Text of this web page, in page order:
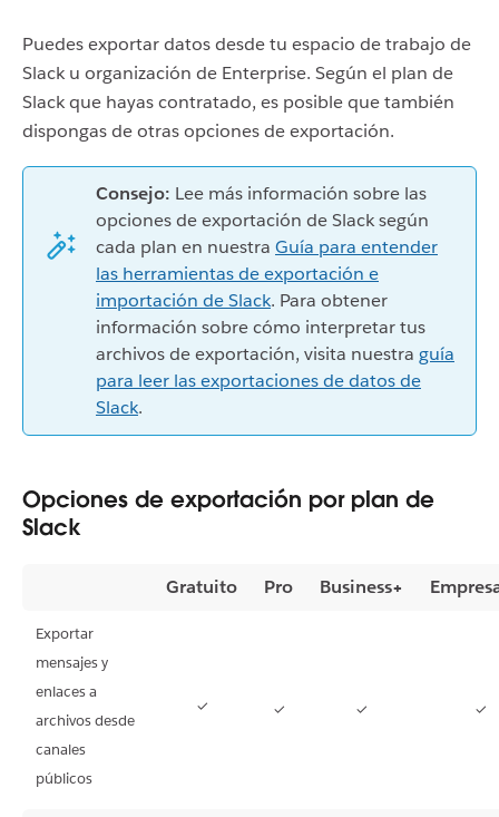
Puedes exportar datos desde tu espacio de trabajo de
Slack u organización de Enterprise. Según el plan de
Slack que hayas contratado, es posible que también
dispongas de otras opciones de exportación.
Consejo: Lee más información sobre las
opciones de exportación de Slack según
cada plan en nuestra Guía para entender
las herramientas de exportación e
importación de Slack. Para obtener
información sobre cómo interpretar tus
archivos de exportación, visita nuestra guía
para leer las exportaciones de datos de
Slack.
Opciones de exportación por plan de
Slack
Gratuito Pro Business+
Exportar
mensajes y
enlaces a
archivos desde
canales
públicos
✓ ✓ ✓ ✓